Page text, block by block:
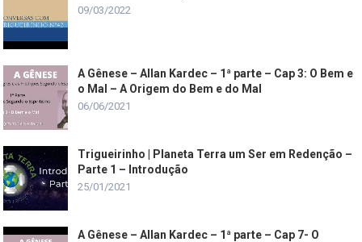
09/03/2022
A Gênese – Allan Kardec – 1ª parte – Cap 3: O Bem e
o Mal – A Origem do Bem e do Mal
06/06/2021
Trigueirinho | Planeta Terra um Ser em Redenção –
Parte 1 – Introdução
25/01/2021
A Gênese – Allan Kardec – 1ª parte – Cap 7- O